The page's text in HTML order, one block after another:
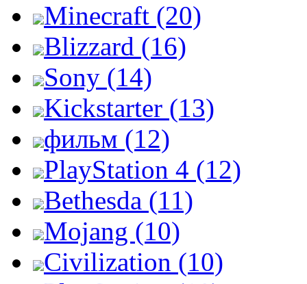
Minecraft (20)
Blizzard (16)
Sony (14)
Kickstarter (13)
фильм (12)
PlayStation 4 (12)
Bethesda (11)
Mojang (10)
Civilization (10)